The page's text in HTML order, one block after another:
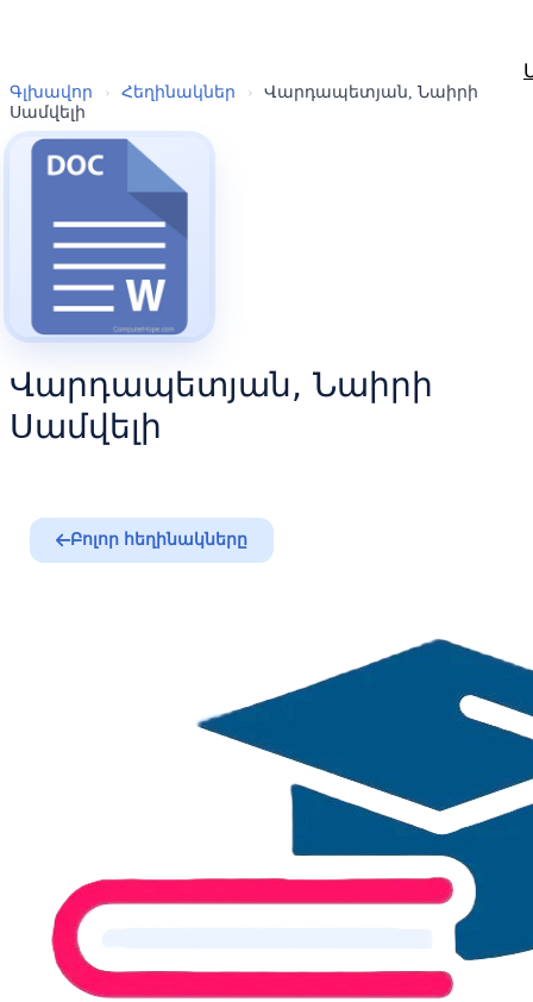
Գլխավոր › Հեղինակներ ›
Վարդապետյան, Նաիրի
Սամվելի
Վարդապետյան, Նաիրի
Սամվելի
Բոլոր հեղինակները